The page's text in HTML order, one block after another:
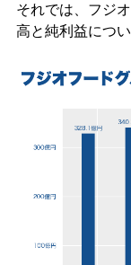
それでは、フジ
高と純利益につ